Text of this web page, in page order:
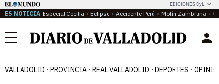
EDICIONES CyL
ES NOTICIA Especial Cecilia Eclipse Accidente Perú Motín Zambrana
Menú
VALLADOLID PROVINCIA REAL VALLADOLID DEPORTES